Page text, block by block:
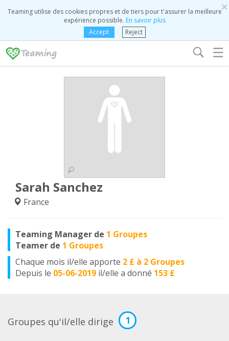
×
Teaming utilise des cookies propres et de tiers pour t'assurer la meilleure
expérience possible. En savoir plus
Accept
Reject
☰
Sarah Sanchez
France
Teaming Manager de 1 Groupes
Teamer de 1 Groupes
Chaque mois il/elle apporte 2 £ à 2 Groupes
Depuis le 05-06-2019 il/elle a donné 153 £
Groupes qu'il/elle dirige 1